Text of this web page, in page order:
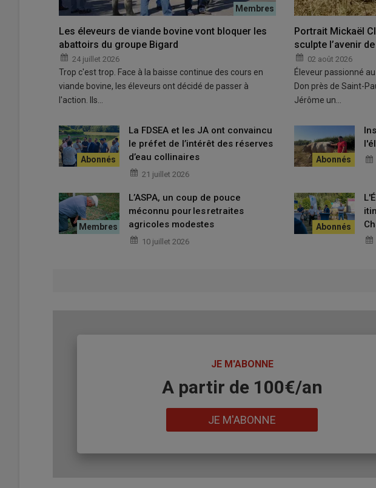
Les éleveurs de viande bovine vont bloquer les
abattoirs du groupe Bigard
24 juillet 2026
Trop c'est trop. Face à la baisse continue des cours en
viande bovine, les éleveurs ont décidé de passer à
l'action. Ils…
Portrait Mickaël
sculpte l’avenir
02 août 2026
Éleveur passionné
Don près de Saint-
Jérôme un…
La FDSEA et les JA ont convaincu
le préfet de l’intérêt des réserves
d’eau collinaires
21 juillet 2026
L’ASPA, un coup de pouce
méconnu pour les retraites
agricoles modestes
10 juillet 2026
JE M'ABONNE
A partir de 100€/an
JE M'ABONNE